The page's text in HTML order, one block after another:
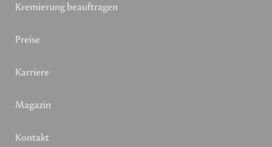
Kremierung beauftragen
Preise
Karriere
Magazin
Kontakt